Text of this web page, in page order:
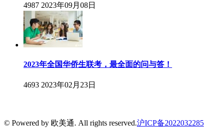
4987 2023年09月08日
2023年全国华侨生联考，最全面的问与答！
4693 2023年02月23日
© Powered by 欧美通. All rights reserved.沪ICP备2022032285